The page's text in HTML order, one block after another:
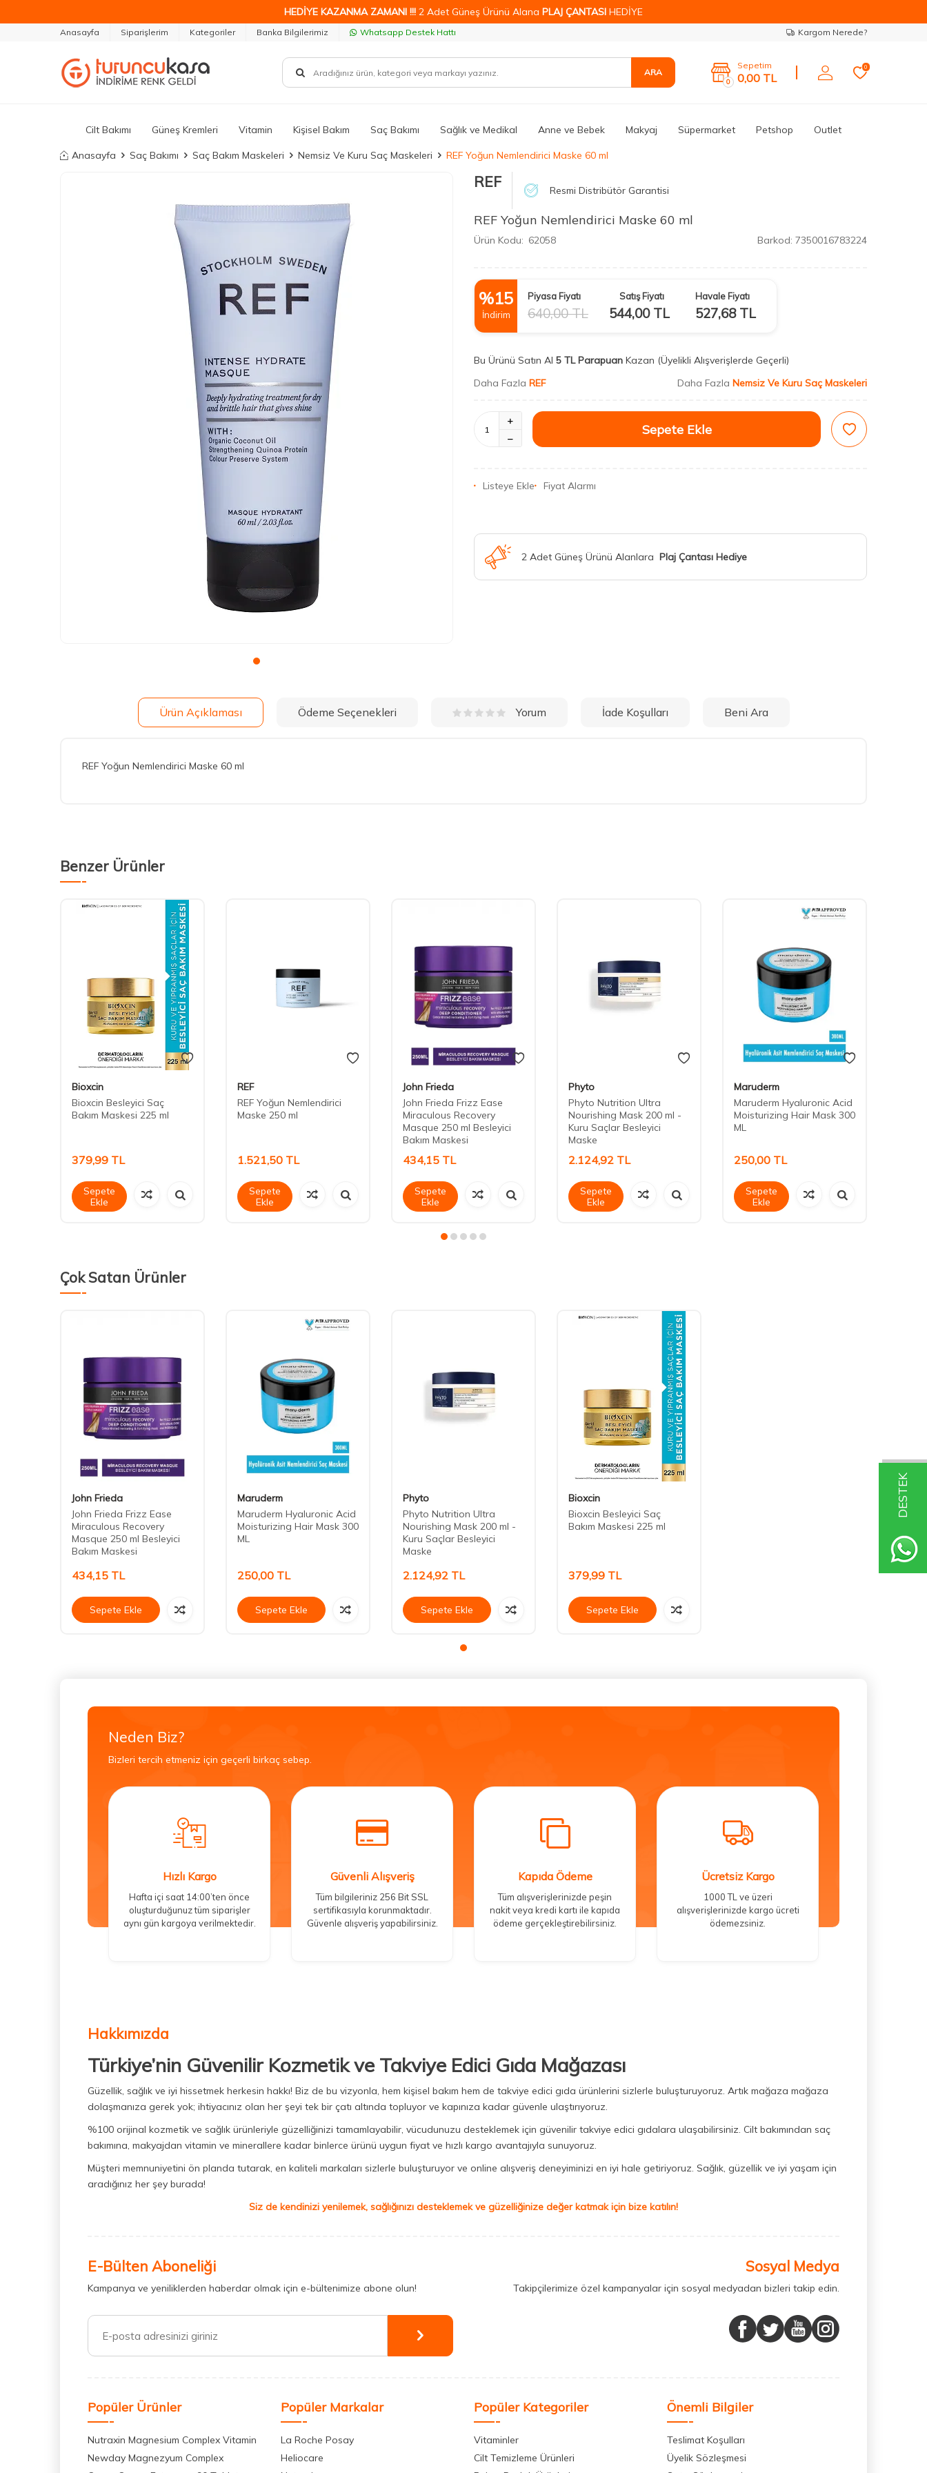
DESTEK
HEDİYE KAZANMA ZAMANI !!! 2 Adet Güneş Ürünü Alana PLAJ ÇANTASI HEDİYE
Anasayfa Siparişlerim Kategoriler Banka Bilgilerimiz Whatsapp Destek Hattı Kargom Nerede?
ARA
0
Sepetim
0,00 TL
0
Cilt Bakımı Güneş Kremleri Vitamin Kişisel Bakım Saç Bakımı Sağlık ve Medikal Anne ve Bebek Makyaj Süpermarket Petshop Outlet
Anasayfa Saç Bakımı Saç Bakım Maskeleri Nemsiz Ve Kuru Saç Maskeleri REF Yoğun Nemlendirici Maske 60 ml
REF Resmi Distribütör Garantisi
REF Yoğun Nemlendirici Maske 60 ml
Ürün Kodu: 62058 Barkod: 7350016783224
%15
İndirim
Piyasa Fiyatı
640,00TL
Satış Fiyatı
544,00TL
Havale Fiyatı
527,68TL
Bu Ürünü Satın Al 5 TL Parapuan Kazan (Üyelikli Alışverişlerde Geçerli)
Daha Fazla REF Daha Fazla Nemsiz Ve Kuru Saç Maskeleri
Sepete Ekle
Listeye Ekle Fiyat Alarmı
2 Adet Güneş Ürünü Alanlara Plaj Çantası Hediye
Ürün Açıklaması Ödeme Seçenekleri Yorum İade Koşulları Beni Ara
REF Yoğun Nemlendirici Maske 60 ml
Benzer Ürünler
Bioxcin
Bioxcin Besleyici Saç
Bakım Maskesi 225 ml
379,99 TL
Sepete
Ekle
REF
REF Yoğun Nemlendirici
Maske 250 ml
1.521,50 TL
Sepete
Ekle
John Frieda
John Frieda Frizz Ease
Miraculous Recovery
Masque 250 ml Besleyici
Bakım Maskesi
434,15 TL
Sepete
Ekle
Phyto
Phyto Nutrition Ultra
Nourishing Mask 200 ml -
Kuru Saçlar Besleyici
Maske
2.124,92 TL
Sepete
Ekle
Maruderm
Maruderm Hyaluronic Acid
Moisturizing Hair Mask 300
ML
250,00 TL
Sepete
Ekle
Çok Satan Ürünler
John Frieda
John Frieda Frizz Ease
Miraculous Recovery
Masque 250 ml Besleyici
Bakım Maskesi
434,15 TL
Sepete Ekle
Maruderm
Maruderm Hyaluronic Acid
Moisturizing Hair Mask 300
ML
250,00 TL
Sepete Ekle
Phyto
Phyto Nutrition Ultra
Nourishing Mask 200 ml -
Kuru Saçlar Besleyici
Maske
2.124,92 TL
Sepete Ekle
Bioxcin
Bioxcin Besleyici Saç
Bakım Maskesi 225 ml
379,99 TL
Sepete Ekle
Neden Biz?
Bizleri tercih etmeniz için geçerli birkaç sebep.
Hızlı Kargo
Hafta içi saat 14:00’ten önce
oluşturduğunuz tüm siparişler
aynı gün kargoya verilmektedir.
Güvenli Alışveriş
Tüm bilgileriniz 256 Bit SSL
sertifikasıyla korunmaktadır.
Güvenle alışveriş yapabilirsiniz.
Kapıda Ödeme
Tüm alışverişlerinizde peşin
nakit veya kredi kartı ile kapıda
ödeme gerçekleştirebilirsiniz.
Ücretsiz Kargo
1000 TL ve üzeri
alışverişlerinizde kargo ücreti
ödemezsiniz.
Hakkımızda
Türkiye’nin Güvenilir Kozmetik ve Takviye Edici Gıda Mağazası
Güzellik, sağlık ve iyi hissetmek herkesin hakkı! Biz de bu vizyonla, hem kişisel bakım hem de takviye edici gıda ürünlerini sizlerle buluşturuyoruz. Artık mağaza mağaza
dolaşmanıza gerek yok; ihtiyacınız olan her şeyi tek bir çatı altında topluyor ve kapınıza kadar güvenle ulaştırıyoruz.
%100 orijinal kozmetik ve sağlık ürünleriyle güzelliğinizi tamamlayabilir, vücudunuzu desteklemek için güvenilir takviye edici gıdalara ulaşabilirsiniz. Cilt bakımından saç
bakımına, makyajdan vitamin ve minerallere kadar binlerce ürünü uygun fiyat ve hızlı kargo avantajıyla sunuyoruz.
Müşteri memnuniyetini ön planda tutarak, en kaliteli markaları sizlerle buluşturuyor ve online alışveriş deneyiminizi en iyi hale getiriyoruz. Sağlık, güzellik ve iyi yaşam için
aradığınız her şey burada!
Siz de kendinizi yenilemek, sağlığınızı desteklemek ve güzelliğinize değer katmak için bize katılın!
E-Bülten Aboneliği
Kampanya ve yeniliklerden haberdar olmak için e-bültenimize abone olun!
Sosyal Medya
Takipçilerimize özel kampanyalar için sosyal medyadan bizleri takip edin.
Popüler Ürünler
Nutraxin Magnesium Complex Vitamin
Newday Magnezyum Complex
Popüler Markalar
La Roche Posay
Heliocare
Popüler Kategoriler
Vitaminler
Cilt Temizleme Ürünleri
Önemli Bilgiler
Teslimat Koşulları
Üyelik Sözleşmesi